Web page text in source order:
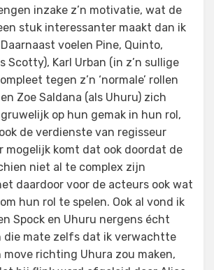
inzake z’n motivatie, wat de
stuk interessanter maakt dan ik
voelen Pine, Quinto,
Scotty), Karl Urban (in z’n sullige
tegen z’n ‘normale’ rollen
Zoe Saldana (als Uhuru) zich
op hun gemak in hun rol,
de verdienste van regisseur
mogelijk komt dat ook doordat de
niet al te complex zijn
daardoor voor de acteurs ook wat
om hun rol te spelen. Ook al vond ik
Spock en Uhuru nergens écht
die mate zelfs dat ik verwachtte
move richting Uhura zou maken,